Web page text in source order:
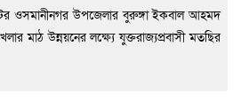
ওসমানীনগর উপজেলার বুরুঙ্গা ইকবাল আহমদ
মাঠ উন্নয়নের লক্ষ্যে যুক্তরাজ্যপ্রবাসী মতছির